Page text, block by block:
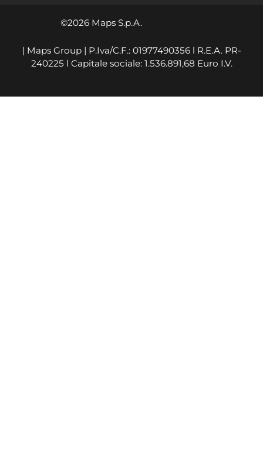
©2026 Maps S.p.A.
| Maps Group | P.Iva/C.F.: 01977490356 l R.E.A. PR-
240225 l Capitale sociale: 1.536.891,68 Euro I.V.